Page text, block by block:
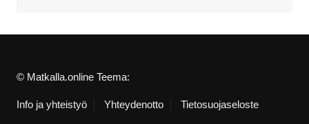
© Matkalla.online Teema:
Info ja yhteistyö Yhteydenotto Tietosuojaseloste